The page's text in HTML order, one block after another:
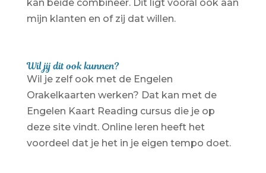
kan beide combineer. Dit ligt vooral ook aan
mijn klanten en of zij dat willen.
Wil jij dit ook kunnen?
Wil je zelf ook met de Engelen
Orakelkaarten werken? Dat kan met de
Engelen Kaart Reading cursus die je op
deze site vindt. Online leren heeft het
voordeel dat je het in je eigen tempo doet.